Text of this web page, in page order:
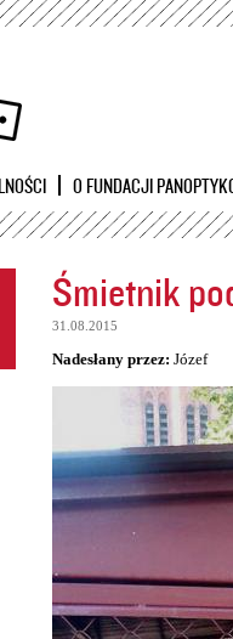
O FUNDACJI
Śmietnik
31.08.2015
Nadesłany przez: Józef